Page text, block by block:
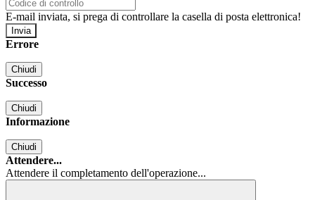
E-mail inviata, si prega di controllare la casella di posta elettronica!
Errore
Chiudi
Successo
Chiudi
Informazione
Chiudi
Attendere...
Attendere il completamento dell'operazione...